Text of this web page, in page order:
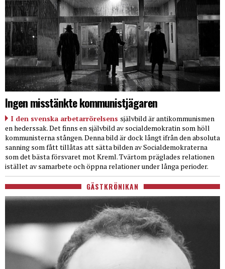
Ingen misstänkte kommunistjägaren
I den svenska arbetarrörelsens självbild är antikommunismen
en hederssak. Det finns en självbild av socialdemokratin som höll
kommunisterna stången. Denna bild är dock långt ifrån den absoluta
sanning som fått tillåtas att sätta bilden av Socialdemokraterna
som det bästa försvaret mot Kreml. Tvärtom präglades relationen
istället av samarbete och öppna relationer under långa perioder.
GÄSTKRÖNIKAN